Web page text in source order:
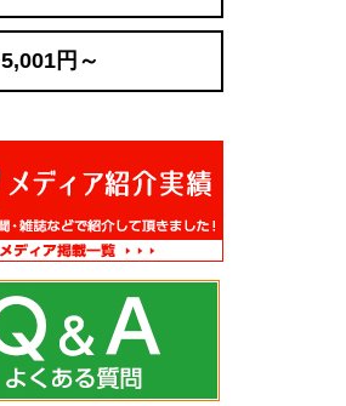
5,001円～